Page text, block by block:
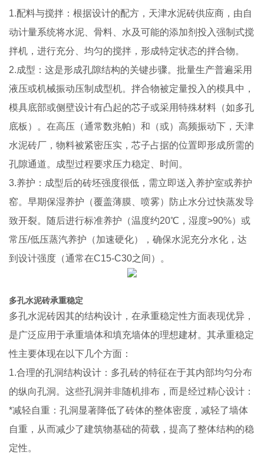
1.配料与搅拌：根据设计的配方，天津水泥砖供应商，由自
动计量系统将水泥、骨料、水及可能的添加剂投入强制式搅
拌机，进行充分、均匀的搅拌，形成特定状态的拌合物。
2.成型：这是形成孔隙结构的关键步骤。批量生产普遍采用
液压或机械振动压制成型机。拌合物被定量投入的模具中，
模具底部或侧壁设计有凸起的芯子或采用特殊材料（如多孔
底板）。在高压（通常数兆帕）和（或）高频振动下，天津
水泥砖厂，物料被紧密压实，芯子占据的位置即形成所需的
孔隙通道。成型过程要求压力稳定、时间。
3.养护：成型后的砖坯强度很低，需立即送入养护室或养护
窑。早期保湿养护（覆盖薄膜、喷雾）防止水分过快蒸发导
致开裂。随后进行标准养护（温度约20℃，湿度>90%）或
常压/低压蒸汽养护（加速硬化），确保水泥充分水化，达
到设计强度（通常在C15-C30之间）。
多孔水泥砖承重稳定
多孔水泥砖因其的结构设计，在承重稳定性方面表现优异，
是广泛应用于承重墙体和填充墙体的理想建材。其承重稳定
性主要体现在以下几个方面：
1.合理的孔洞结构设计：多孔砖的特征在于其内部均匀分布
的纵向孔洞。这些孔洞并非随机排布，而是经过精心设计：
*减轻自重：孔洞显著降低了砖体的整体密度，减轻了墙体
自重，从而减少了建筑物基础的荷载，提高了整体结构的稳
定性。